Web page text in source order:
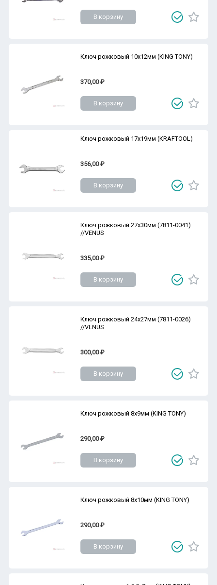
В корзину
Ключ рожковый 10х12мм (KING TONY)
370,00 ₽
В корзину
Ключ рожковый 17х19мм (KRAFTOOL)
356,00 ₽
В корзину
Ключ рожковый 27х30мм (7811-0041)
//VENUS
335,00 ₽
В корзину
Ключ рожковый 24х27мм (7811-0026)
//VENUS
300,00 ₽
В корзину
Ключ рожковый 8х9мм (KING TONY)
290,00 ₽
В корзину
Ключ рожковый 8х10мм (KING TONY)
290,00 ₽
В корзину